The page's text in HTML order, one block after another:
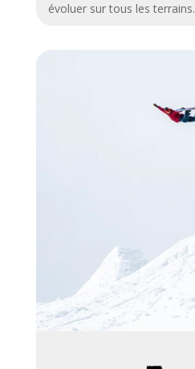
évoluer sur tous les terrains.